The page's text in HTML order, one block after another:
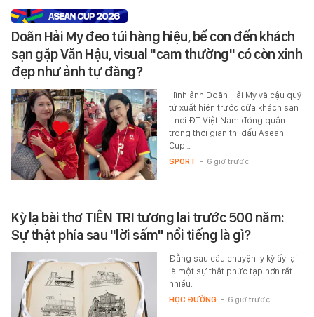
Doãn Hải My đeo túi hàng hiệu, bế con đến khách
sạn gặp Văn Hậu, visual "cam thường" có còn xinh
đẹp như ảnh tự đăng?
Hình ảnh Doãn Hải My và cậu quý
tử xuất hiện trước cửa khách sạn
- nơi ĐT Việt Nam đóng quân
trong thời gian thi đấu Asean
Cup…
SPORT - 6 giờ trước
Kỳ lạ bài thơ TIÊN TRI tương lai trước 500 năm:
Sự thật phía sau "lời sấm" nổi tiếng là gì?
Đằng sau câu chuyện ly kỳ ấy lại
là một sự thật phức tạp hơn rất
nhiều.
HỌC ĐƯỜNG - 6 giờ trước